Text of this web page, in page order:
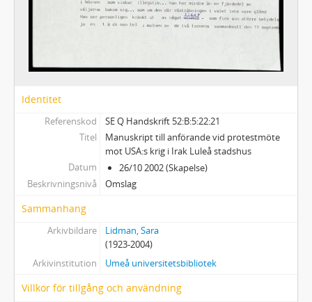
Identitet
Referenskod
SE Q Handskrift 52:B:5:22:21
Titel
Manuskript till anförande vid protestmöte
mot USA:s krig i Irak Luleå stadshus
Datum
26/10 2002 (Skapelse)
Beskrivningsnivå
Omslag
Sammanhang
Arkivbildare
Lidman, Sara
(1923-2004)
Arkivinstitution
Umeå universitetsbibliotek
Villkor för tillgång och användning